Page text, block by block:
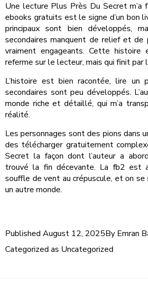
Une lecture Plus Près Du Secret m’a
ebooks gratuits est le signe d’un bon
principaux sont bien développés,
secondaires manquent de relief et de
vraiment engageants. Cette
referme sur le lecteur, mais qui finit par
L’histoire est bien racontée, lire
secondaires sont peu développés.
monde riche et détaillé, qui m’a
réalité.
Les personnages sont des pions dans
des télécharger gratuitement
Secret la façon dont l’auteur a
trouvé la fin décevante. La fb2 est
souffle de vent au crépuscule, et on
un autre monde.
Published August 12, 2025By Emran
Categorized as Uncategorized